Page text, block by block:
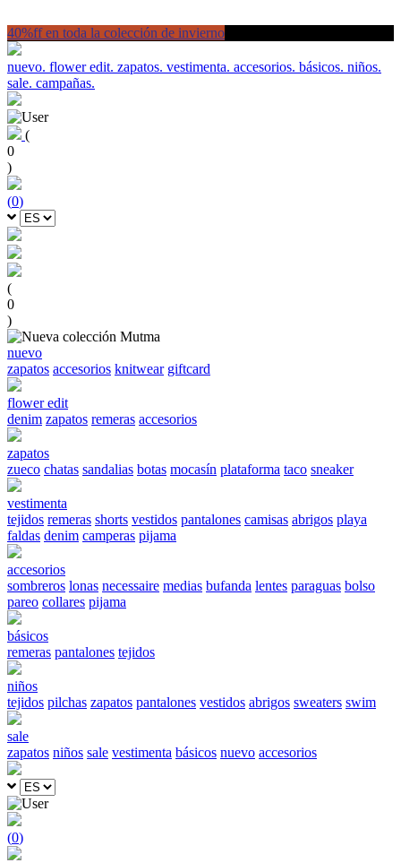
40%ff en toda la colección de invierno
nuevo. flower edit. zapatos. vestimenta. accesorios. básicos. niños.
sale. campañas.
(
0
)
(0)
(
0
)
nuevo
zapatos accesorios knitwear giftcard
flower edit
denim zapatos remeras accesorios
zapatos
zueco chatas sandalias botas mocasín plataforma taco sneaker
vestimenta
tejidos remeras shorts vestidos pantalones camisas abrigos playa
faldas denim camperas pijama
accesorios
sombreros lonas necessaire medias bufanda lentes paraguas bolso
pareo collares pijama
básicos
remeras pantalones tejidos
niños
tejidos pilchas zapatos pantalones vestidos abrigos sweaters swim
sale
zapatos niños sale vestimenta básicos nuevo accesorios
(0)